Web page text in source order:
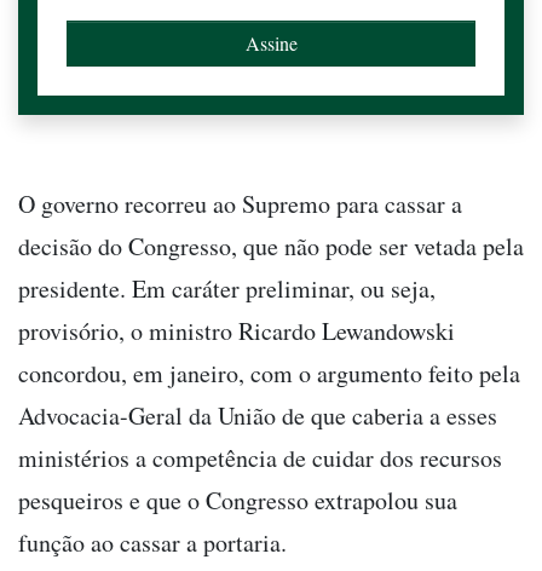
O governo recorreu ao Supremo para cassar a
decisão do Congresso, que não pode ser vetada pela
presidente. Em caráter preliminar, ou seja,
provisório, o ministro Ricardo Lewandowski
concordou, em janeiro, com o argumento feito pela
Advocacia-Geral da União de que caberia a esses
ministérios a competência de cuidar dos recursos
pesqueiros e que o Congresso extrapolou sua
função ao cassar a portaria.